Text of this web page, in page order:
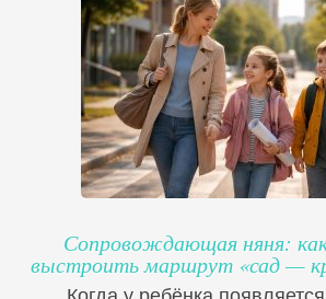
Сопровождающая няня:
выстроить маршрут «сад —